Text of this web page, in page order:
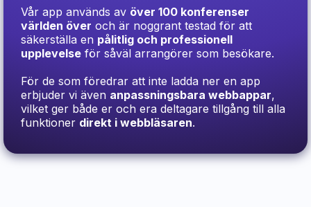
Vår app används av över 100 konferenser
världen över och är noggrant testad för att
säkerställa en pålitlig och professionell
upplevelse för såväl arrangörer som besökare.
För de som föredrar att inte ladda ner en app
erbjuder vi även anpassningsbara webbappar,
vilket ger både er och era deltagare tillgång till alla
funktioner direkt i webbläsaren.